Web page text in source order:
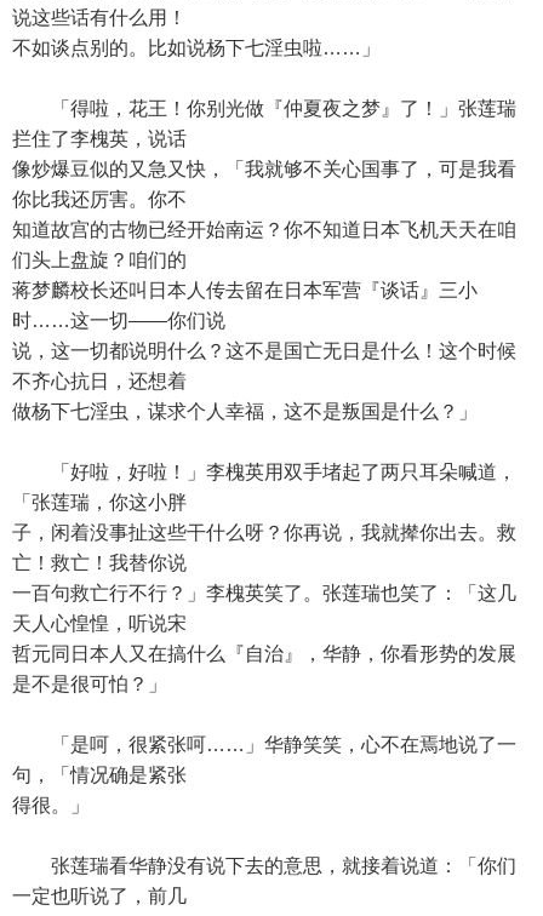
说这些话有什么用！
不如谈点别的。比如说杨下七淫虫啦……」
「得啦，花王！你别光做『仲夏夜之梦』了！」张莲瑞
拦住了李槐英，说话
像炒爆豆似的又急又快，「我就够不关心国事了，可是我看
你比我还厉害。你不
知道故宫的古物已经开始南运？你不知道日本飞机天天在咱
们头上盘旋？咱们的
蒋梦麟校长还叫日本人传去留在日本军营『谈话』三小
时……这一切——你们说
说，这一切都说明什么？这不是国亡无日是什么！这个时候
不齐心抗日，还想着
做杨下七淫虫，谋求个人幸福，这不是叛国是什么？」
「好啦，好啦！」李槐英用双手堵起了两只耳朵喊道，
「张莲瑞，你这小胖
子，闲着没事扯这些干什么呀？你再说，我就撵你出去。救
亡！救亡！我替你说
一百句救亡行不行？」李槐英笑了。张莲瑞也笑了：「这几
天人心惶惶，听说宋
哲元同日本人又在搞什么『自治』，华静，你看形势的发展
是不是很可怕？」
「是呵，很紧张呵……」华静笑笑，心不在焉地说了一
句，「情况确是紧张
得很。」
张莲瑞看华静没有说下去的意思，就接着说道：「你们
一定也听说了，前几